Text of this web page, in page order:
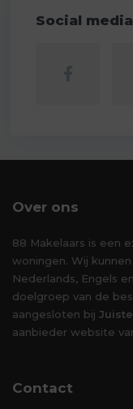
Social media
Over ons
88 Makelaars is een
woningen. Wij
Nederlands, Engels
doelgroep van de
aangesloten bij
aanbieder website
Contact